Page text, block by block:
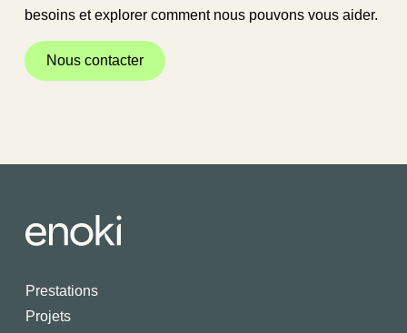
besoins et explorer comment nous pouvons vous aider.
Nous contacter
Prestations
Projets